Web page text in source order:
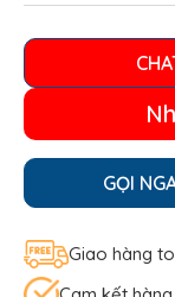
GỌI
Giao hàng